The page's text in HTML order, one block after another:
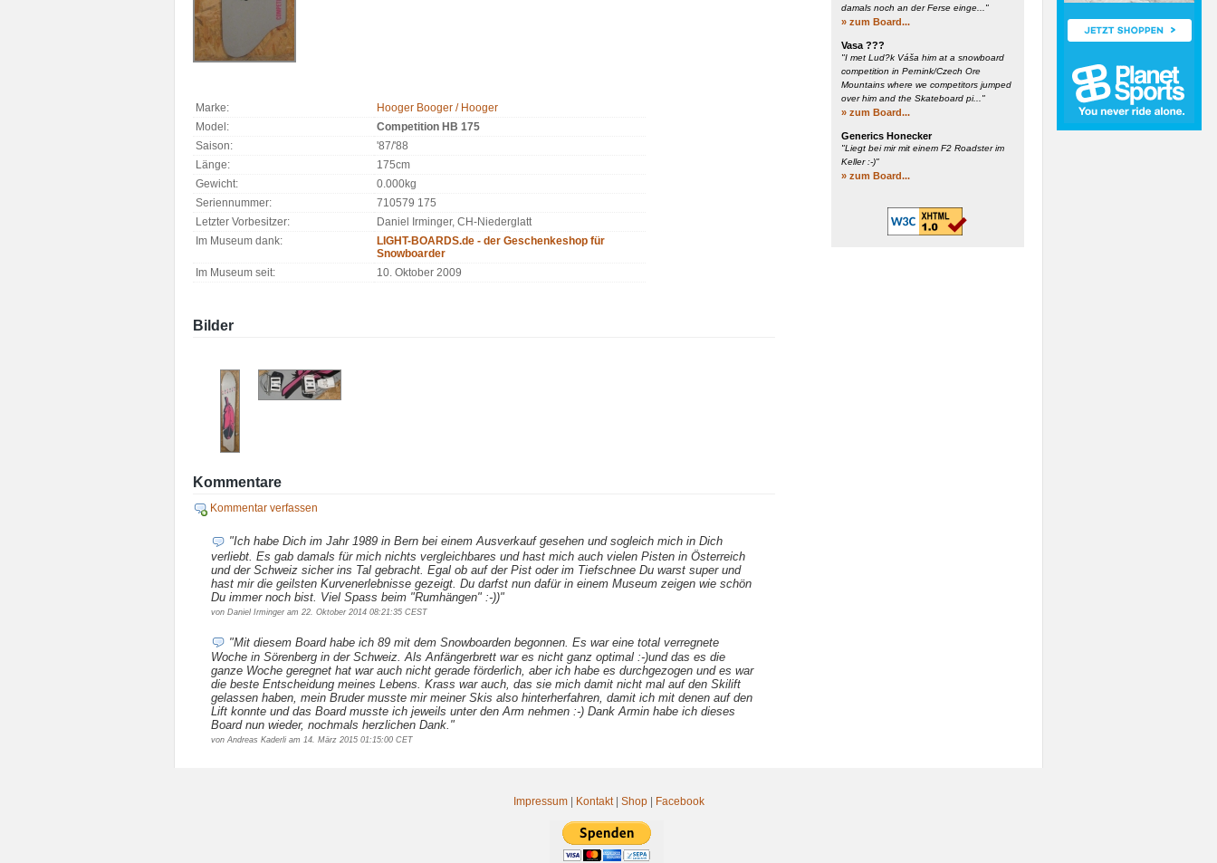
Marke:
Hooger Booger / Hooger
Model:
Competition HB 175
Saison:
'87/'88
Länge:
175cm
Gewicht:
0.000kg
Seriennummer:
710579 175
Letzter Vorbesitzer:
Daniel Irminger, CH-Niederglatt
Im Museum dank:
LIGHT-BOARDS.de - der Geschenkeshop für
Snowboarder
Im Museum seit:
10. Oktober 2009
Bilder
Kommentare
Kommentar verfassen
"Ich habe Dich im Jahr 1989 in Bern bei einem Ausverkauf gesehen und sogleich mich in Dich
verliebt. Es gab damals für mich nichts vergleichbares und hast mich auch vielen Pisten in Österreich
und der Schweiz sicher ins Tal gebracht. Egal ob auf der Pist oder im Tiefschnee Du warst super und
hast mir die geilsten Kurvenerlebnisse gezeigt. Du darfst nun dafür in einem Museum zeigen wie schön
Du immer noch bist. Viel Spass beim "Rumhängen" :-))"
von Daniel Irminger am 22. Oktober 2014 08:21:35 CEST
"Mit diesem Board habe ich 89 mit dem Snowboarden begonnen. Es war eine total verregnete
Woche in Sörenberg in der Schweiz. Als Anfängerbrett war es nicht ganz optimal :-)und das es die
ganze Woche geregnet hat war auch nicht gerade förderlich, aber ich habe es durchgezogen und es war
die beste Entscheidung meines Lebens. Krass war auch, das sie mich damit nicht mal auf den Skilift
gelassen haben, mein Bruder musste mir meiner Skis also hinterherfahren, damit ich mit denen auf den
Lift konnte und das Board musste ich jeweils unter den Arm nehmen :-) Dank Armin habe ich dieses
Board nun wieder, nochmals herzlichen Dank."
von Andreas Kaderli am 14. März 2015 01:15:00 CET
damals noch an der Ferse einge..."
» zum Board...
Vasa ???
"I met Lud?k Váša him at a snowboard
competition in Pernink/Czech Ore
Mountains where we competitors jumped
over him and the Skateboard pi..."
» zum Board...
Generics Honecker
"Liegt bei mir mit einem F2 Roadster im
Keller :-)"
» zum Board...
Impressum| Kontakt| Shop| Facebook